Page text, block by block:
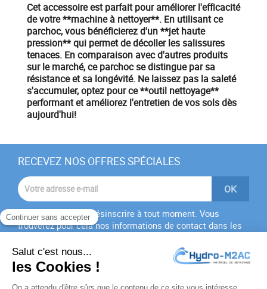
Cet accessoire est parfait pour améliorer l'efficacité
de votre **machine à nettoyer**. En utilisant ce
parchoc, vous bénéficierez d'un **jet haute
pression** qui permet de décoller les salissures
tenaces. En comparaison avec d'autres produits
sur le marché, ce parchoc se distingue par sa
résistance et sa longévité. Ne laissez pas la saleté
s'accumuler, optez pour ce **outil nettoyage**
performant et améliorez l'entretien de vos sols dès
aujourd'hui!
RECEVEZ NOS OFFRES SPÉCIALES
Vous pouvez vous désinscrire à tout moment. Vous
trouverez pour cela nos informations de contact dans les
J'accepte lesconditions générales
politique de
confidentialité